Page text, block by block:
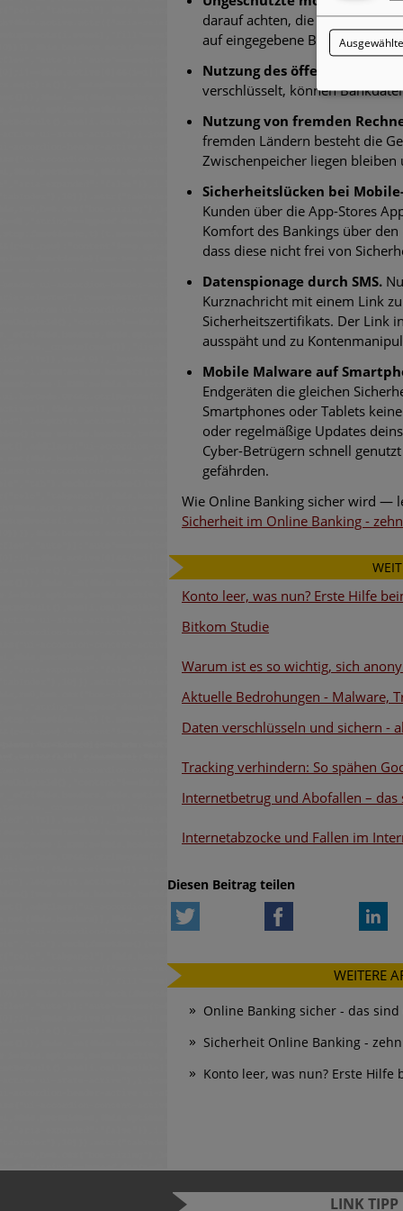
darauf achten, die
auf eingegebene Bankdaten zu
Nutzung des öffentlichen
verschlüsselt, können
Nutzung von fremden
fremden Ländern besteht die
Zwischenpeicher liegen
Sicherheitslücken bei
Kunden über die App-Stores
Komfort des Bankings über
dass diese nicht frei von
Datenspionage durch SMS.
Kurznachricht mit einem Link
Sicherheitszertifikats. Der Link
ausspäht und zu
Mobile Malware auf
Endgeräten die gleichen
Smartphones oder Tablets
oder regelmäßige Updates
Cyber-Betrügern schnell
gefährden.
Wie Online Banking sicher wird —
Sicherheit im Online Banking -
Konto leer, was nun? Erste Hilfe
Bitkom Studie
Warum ist es so wichtig, sich
Aktuelle Bedrohungen - Malware,
Daten verschlüsseln und sichern - a
Tracking verhindern: So spähen
Internetbetrug und Abofallen –
Internetabzocke und Fallen im
Diesen Beitrag teilen
WEITERE
Online Banking sicher - das
Sicherheit Online Banking -
Konto leer, was nun? Erste
LINK TIPP